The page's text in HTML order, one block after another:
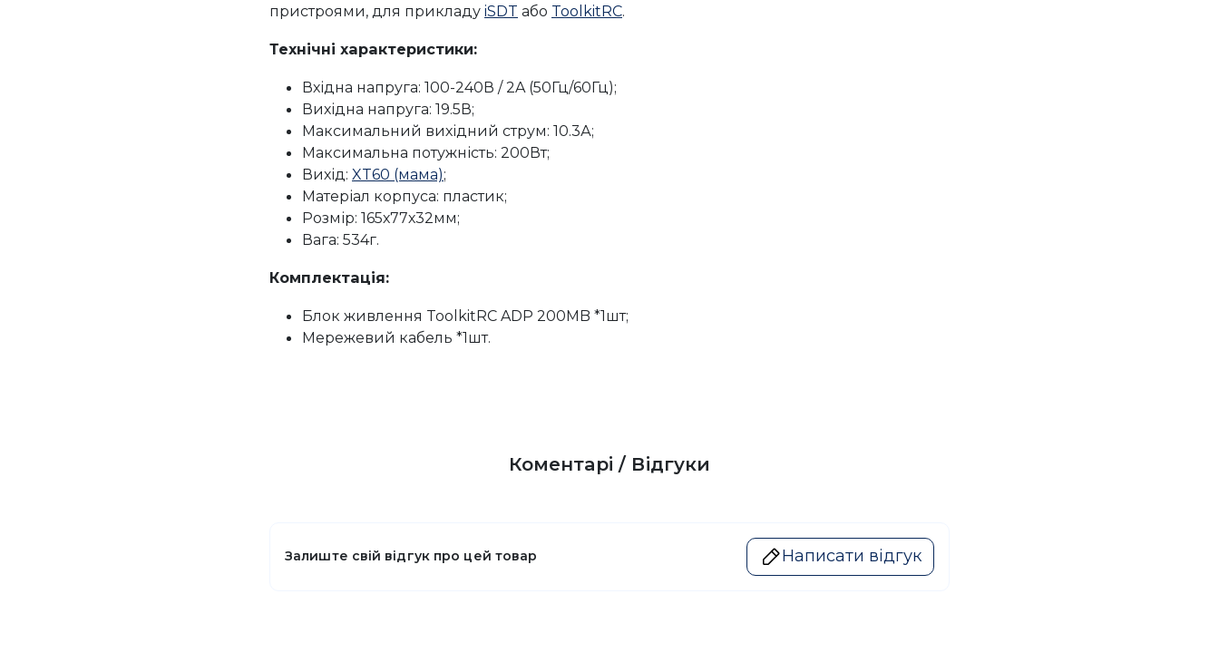
пристроями, для прикладу iSDT або ToolkitRC.
Технічні характеристики:
Вхідна напруга: 100-240В / 2A (50Гц/60Гц);
Вихідна напруга: 19.5В;
Максимальний вихідний струм: 10.3А;
Максимальна потужність: 200Вт;
Вихід: XT60 (мама);
Матеріал корпуса: пластик;
Розмір: 165х77х32мм;
Вага: 534г.
Комплектація:
Блок живлення ToolkitRC ADP 200MB *1шт;
Мережевий кабель *1шт.
Коментарі / Відгуки
Залиште свій відгук про цей товар Написати відгук